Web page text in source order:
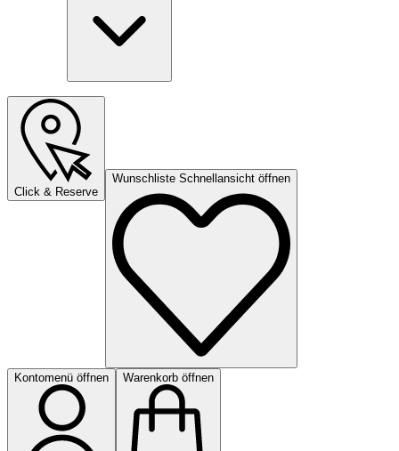
Click & Reserve
Wunschliste Schnellansicht öffnen
Kontomenü öffnen Warenkorb öffnen